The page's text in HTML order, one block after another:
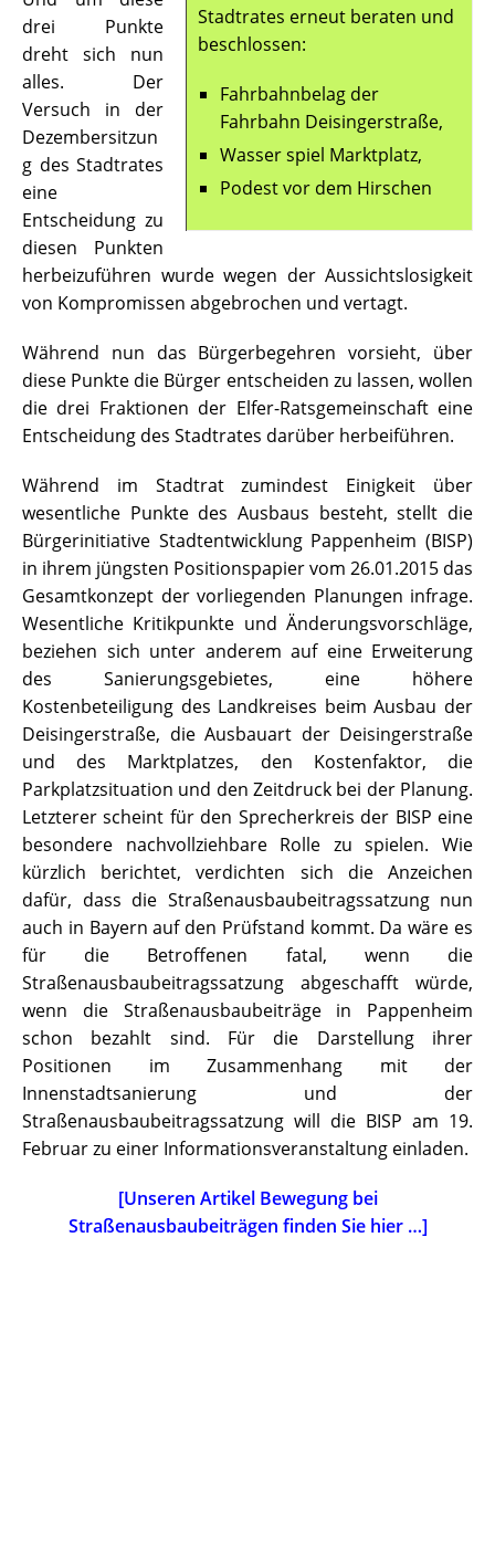
Stadtrates erneut beraten und
beschlossen:
Fahrbahnbelag der
Fahrbahn Deisingerstraße,
Wasser spiel Marktplatz,
Podest vor dem Hirschen
drei Punkte
dreht sich nun
alles. Der
Versuch in der
Dezembersitzun
g des Stadtrates
eine
Entscheidung zu
diesen Punkten
herbeizuführen wurde wegen der Aussichtslosigkeit
von Kompromissen abgebrochen und vertagt.
Während nun das Bürgerbegehren vorsieht, über
diese Punkte die Bürger entscheiden zu lassen, wollen
die drei Fraktionen der Elfer-Ratsgemeinschaft eine
Entscheidung des Stadtrates darüber herbeiführen.
Während im Stadtrat zumindest Einigkeit über
wesentliche Punkte des Ausbaus besteht, stellt die
Bürgerinitiative Stadtentwicklung Pappenheim (BISP)
in ihrem jüngsten Positionspapier vom 26.01.2015 das
Gesamtkonzept der vorliegenden Planungen infrage.
Wesentliche Kritikpunkte und Änderungsvorschläge,
beziehen sich unter anderem auf eine Erweiterung
des Sanierungsgebietes, eine höhere
Kostenbeteiligung des Landkreises beim Ausbau der
Deisingerstraße, die Ausbauart der Deisingerstraße
und des Marktplatzes, den Kostenfaktor, die
Parkplatzsituation und den Zeitdruck bei der Planung.
Letzterer scheint für den Sprecherkreis der BISP eine
besondere nachvollziehbare Rolle zu spielen. Wie
kürzlich berichtet, verdichten sich die Anzeichen
dafür, dass die Straßenausbaubeitragssatzung nun
auch in Bayern auf den Prüfstand kommt. Da wäre es
für die Betroffenen fatal, wenn die
Straßenausbaubeitragssatzung abgeschafft würde,
wenn die Straßenausbaubeiträge in Pappenheim
schon bezahlt sind. Für die Darstellung ihrer
Positionen im Zusammenhang mit der
Innenstadtsanierung und der
Straßenausbaubeitragssatzung will die BISP am 19.
Februar zu einer Informationsveranstaltung einladen.
[Unseren Artikel Bewegung bei
Straßenausbaubeiträgen finden Sie hier …]